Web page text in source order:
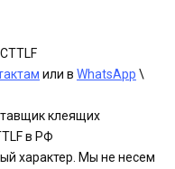
или в WhatsApp \
клеящих
в РФ
характер. Мы не несем